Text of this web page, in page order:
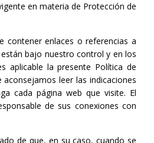
en materia de Protección de
contener enlaces o referencias a
bajo nuestro control y en los
aplicable la presente Política de
leer las indicaciones
cada página web que visite. El
de sus conexiones con
de que, en su caso, cuando se